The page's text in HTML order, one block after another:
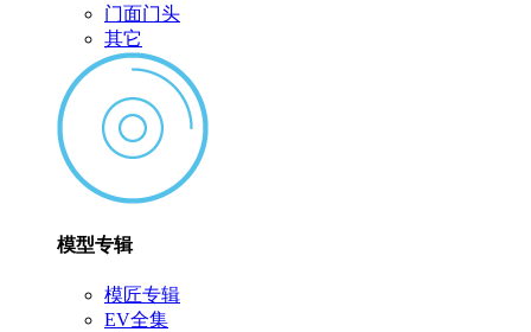
门面门头
其它
模型专辑
模匠专辑
EV全集